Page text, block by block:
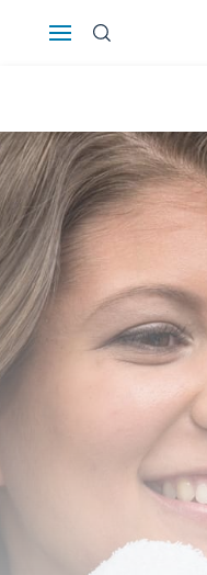
Россия
România
Suomi
Sverige
Switzerland DE
United Kingdom